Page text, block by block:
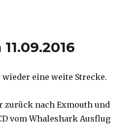
eine weite Strecke.
zurück nach Exmouth und
vom Whaleshark Ausflug